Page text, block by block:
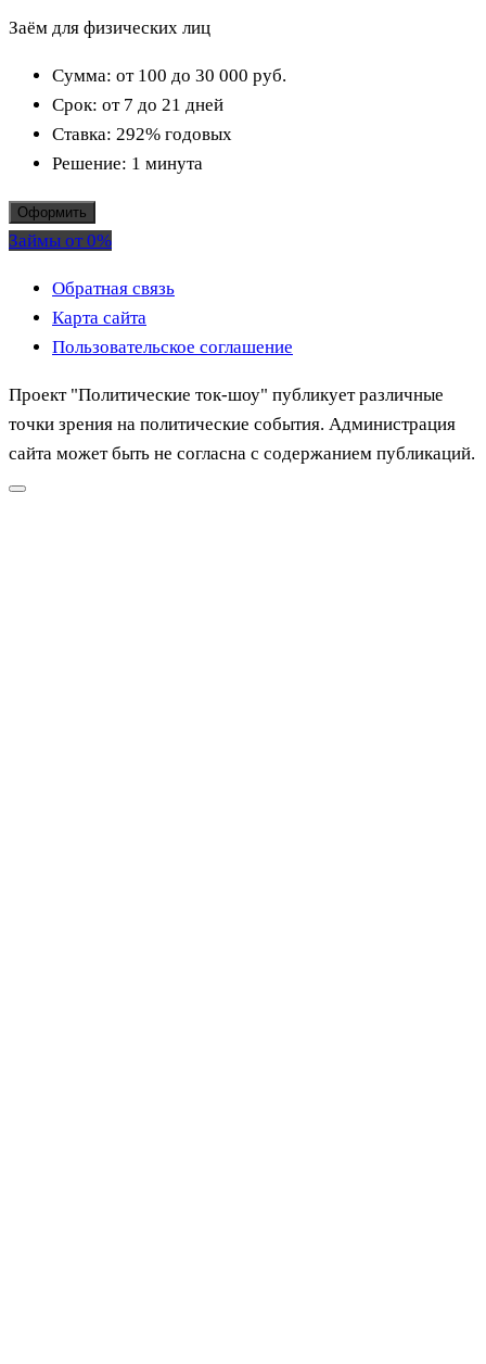
Заём для физических лиц
Сумма: от 100 до 30 000 руб.
Срок: от 7 до 21 дней
Ставка: 292% годовых
Решение: 1 минута
Оформить
Займы от 0%
Обратная связь
Карта сайта
Пользовательское соглашение
Проект "Политические ток-шоу" публикует различные
точки зрения на политические события. Администрация
сайта может быть не согласна с содержанием публикаций.